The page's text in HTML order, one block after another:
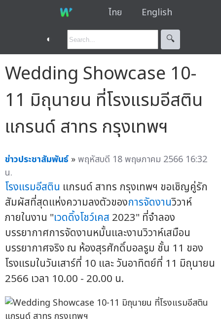
ไทย English
◐ 🔍︎
Wedding Showcase 10-
11 มิถุนายน ที่โรงแรมอีสติน
แกรนด์ สาทร กรุงเทพฯ
ข่าวประชาสัมพันธ์ »พฤหัสบดี 18 พฤษภาคม 2566 16:32
น.
โรงแรมอีสติน แกรนด์ สาทร กรุงเทพฯ ขอเชิญคู่รัก
สัมผัสที่สุดแห่งความลงตัวของการจัดงานวิวาห์
ภายในงาน "เวดดิ้งโชว์เคส 2023" ที่จำลอง
บรรยากาศการจัดงานหมั้นและงานวิวาห์เสมือน
บรรยากาศจริง ณ ห้องสุรศักดิ์บอลรูม ชั้น 11 ของ
โรงแรมในวันเสาร์ที่ 10 และ วันอาทิตย์ที่ 11 มิถุนายน
2566 เวลา 10.00 - 20.00 น.